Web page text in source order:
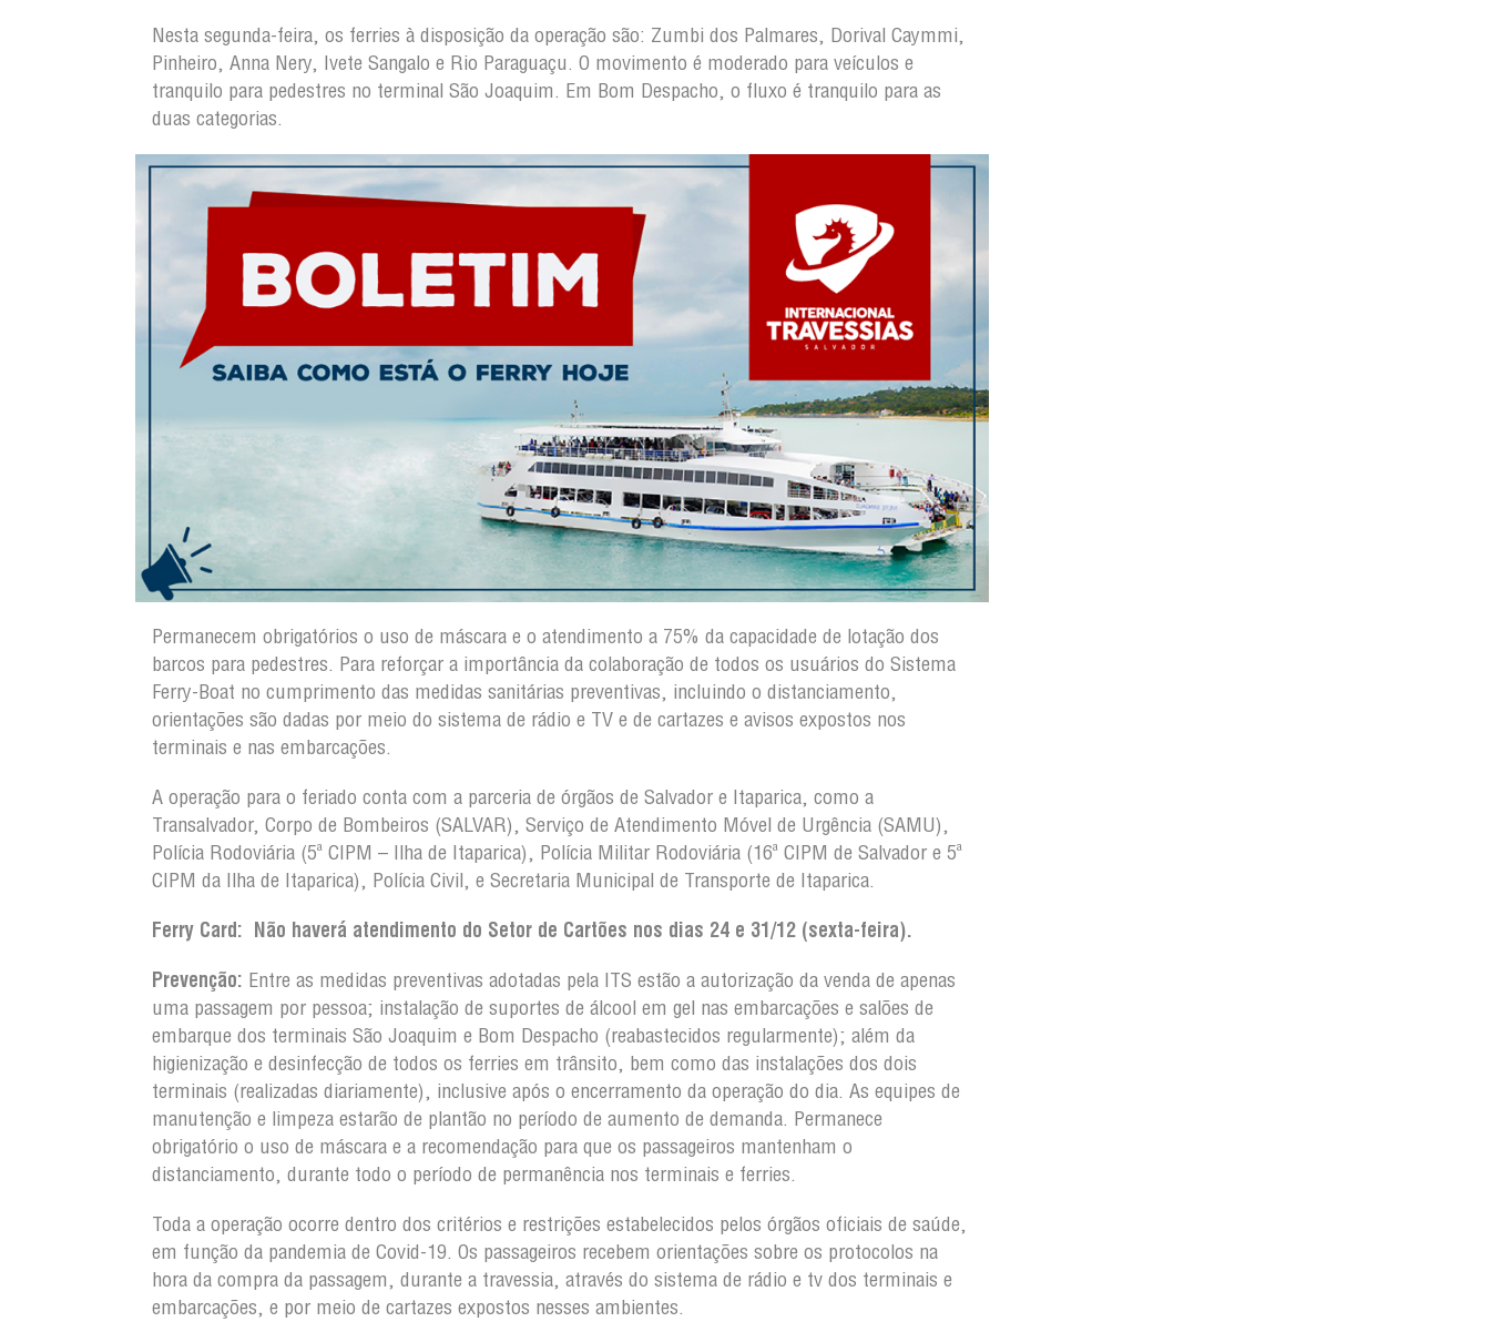
Nesta segunda-feira, os ferries à disposição da operação são: Zumbi dos Palmares, Dorival Caymmi,
Pinheiro, Anna Nery, Ivete Sangalo e Rio Paraguaçu. O movimento é moderado para veículos e
tranquilo para pedestres no terminal São Joaquim. Em Bom Despacho, o fluxo é tranquilo para as
duas categorias.
Permanecem obrigatórios o uso de máscara e o atendimento a 75% da capacidade de lotação dos
barcos para pedestres. Para reforçar a importância da colaboração de todos os usuários do Sistema
Ferry-Boat no cumprimento das medidas sanitárias preventivas, incluindo o distanciamento,
orientações são dadas por meio do sistema de rádio e TV e de cartazes e avisos expostos nos
terminais e nas embarcações.
A operação para o feriado conta com a parceria de órgãos de Salvador e Itaparica, como a
Transalvador, Corpo de Bombeiros (SALVAR), Serviço de Atendimento Móvel de Urgência (SAMU),
Polícia Rodoviária (5ª CIPM – Ilha de Itaparica), Polícia Militar Rodoviária (16ª CIPM de Salvador e 5ª
CIPM da Ilha de Itaparica), Polícia Civil, e Secretaria Municipal de Transporte de Itaparica.
Ferry Card: Não haverá atendimento do Setor de Cartões nos dias 24 e 31/12 (sexta-feira).
Prevenção: Entre as medidas preventivas adotadas pela ITS estão a autorização da venda de apenas
uma passagem por pessoa; instalação de suportes de álcool em gel nas embarcações e salões de
embarque dos terminais São Joaquim e Bom Despacho (reabastecidos regularmente); além da
higienização e desinfecção de todos os ferries em trânsito, bem como das instalações dos dois
terminais (realizadas diariamente), inclusive após o encerramento da operação do dia. As equipes de
manutenção e limpeza estarão de plantão no período de aumento de demanda. Permanece
obrigatório o uso de máscara e a recomendação para que os passageiros mantenham o
distanciamento, durante todo o período de permanência nos terminais e ferries.
Toda a operação ocorre dentro dos critérios e restrições estabelecidos pelos órgãos oficiais de saúde,
em função da pandemia de Covid-19. Os passageiros recebem orientações sobre os protocolos na
hora da compra da passagem, durante a travessia, através do sistema de rádio e tv dos terminais e
embarcações, e por meio de cartazes expostos nesses ambientes.